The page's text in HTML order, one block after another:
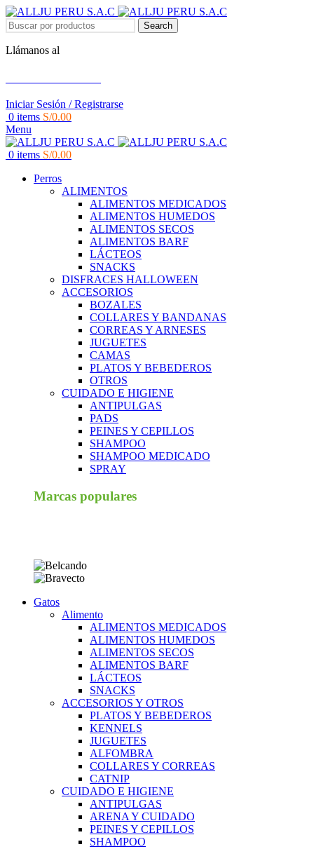
Search
Llámanos al
Iniciar Sesión / Registrarse
0 items S/0.00
Menu
0 items S/0.00
Perros
ALIMENTOS
ALIMENTOS MEDICADOS
ALIMENTOS HUMEDOS
ALIMENTOS SECOS
ALIMENTOS BARF
LÁCTEOS
SNACKS
DISFRACES HALLOWEEN
ACCESORIOS
BOZALES
COLLARES Y BANDANAS
CORREAS Y ARNESES
JUGUETES
CAMAS
PLATOS Y BEBEDEROS
OTROS
CUIDADO E HIGIENE
ANTIPULGAS
PADS
PEINES Y CEPILLOS
SHAMPOO
SHAMPOO MEDICADO
SPRAY
Marcas populares
Gatos
Alimento
ALIMENTOS MEDICADOS
ALIMENTOS HUMEDOS
ALIMENTOS SECOS
ALIMENTOS BARF
LÁCTEOS
SNACKS
ACCESORIOS Y OTROS
PLATOS Y BEBEDEROS
KENNELS
JUGUETES
ALFOMBRA
COLLARES Y CORREAS
CATNIP
CUIDADO E HIGIENE
ANTIPULGAS
ARENA Y CUIDADO
PEINES Y CEPILLOS
SHAMPOO